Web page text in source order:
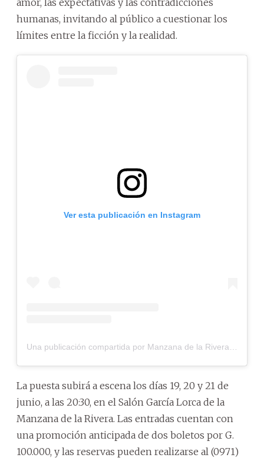
humanas, invitando al público a cuestionar los
límites entre la ficción y la realidad.
Ver esta publicación en Instagram
La puesta subirá a escena los días 19, 20 y 21 de
junio, a las 20:30, en el Salón García Lorca de la
Manzana de la Rivera. Las entradas cuentan con
una promoción anticipada de dos boletos por G.
100.000, y las reservas pueden realizarse al (0971)